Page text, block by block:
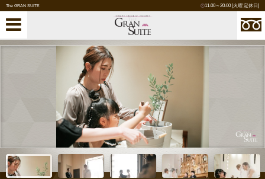
The GRAN SUITE 11:00～20:00 [火曜 定休日]